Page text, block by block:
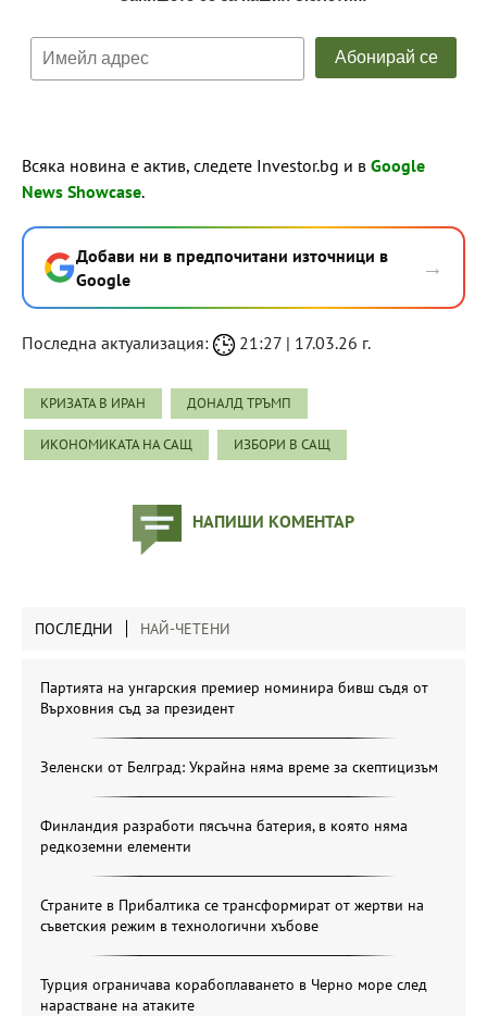
Всяка новина е актив, следете Investor.bg и в Google
News Showcase.
Добави ни в предпочитани източници в
Google
→
Последна актуализация: 21:27 | 17.03.26 г.
КРИЗАТА В ИРАН ДОНАЛД ТРЪМП
ИКОНОМИКАТА НА САЩ ИЗБОРИ В САЩ
НАПИШИ КОМЕНТАР
ПОСЛЕДНИ НАЙ-ЧЕТЕНИ
Партията на унгарския премиер номинира бивш съдя от
Върховния съд за президент
Зеленски от Белград: Украйна няма време за скептицизъм
Финландия разработи пясъчна батерия, в която няма
редкоземни елементи
Страните в Прибалтика се трансформират от жертви на
съветския режим в технологични хъбове
Турция ограничава корабоплаването в Черно море след
нарастване на атаките